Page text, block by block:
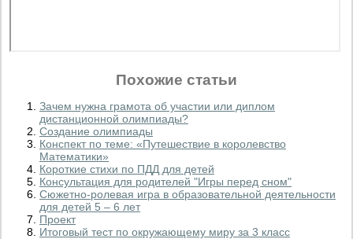
Похожие статьи
Зачем нужна грамота об участии или диплом
дистанционной олимпиады?
Создание олимпиады
Конспект по теме: «Путешествие в королевство
Математики»
Короткие стихи по ПДД для детей
Консультация для родителей "Игры перед сном"
Сюжетно-ролевая игра в образовательной деятельности
для детей 5 – 6 лет
Проект
Итоговый тест по окружающему миру за 3 класс